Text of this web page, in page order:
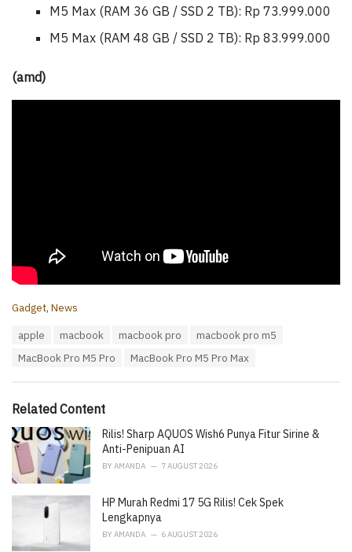
M5 Max (RAM 36 GB / SSD 2 TB): Rp 73.999.000
M5 Max (RAM 48 GB / SSD 2 TB): Rp 83.999.000
(amd)
C
i
s
Gadget, News
apple macbook macbook pro
macbook pro m5
MacBook Pro M5 Pro
MacBook Pro M5 Pro Max
Related Content
Rilis! Sharp AQUOS Wish6 Punya Fitur Sirine &
Anti-Penipuan AI
BY AMANDA 7 AUGUST 2026
HP Murah Redmi 17 5G Rilis! Cek Spek
Lengkapnya
BY AMANDA 6 AUGUST 2026